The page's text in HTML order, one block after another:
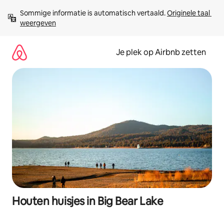
direct
naar
Sommige informatie is automatisch vertaald. Originele taal
weergeven
Je plek op Airbnb zetten
Houten huisjes in Big Bear Lake